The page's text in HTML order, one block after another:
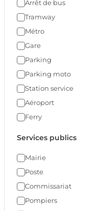
Arrêt de bus
Tramway
Métro
Gare
Parking
Parking moto
Station service
Aéroport
Ferry
Services publics
Mairie
Poste
Commissariat
Pompiers